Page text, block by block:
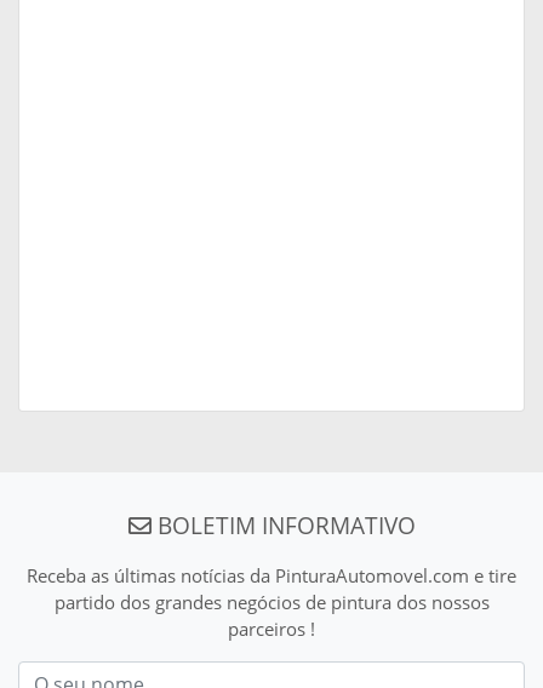
BOLETIM INFORMATIVO
Receba as últimas notícias da PinturaAutomovel.com e tire
partido dos grandes negócios de pintura dos nossos
parceiros !
Nom